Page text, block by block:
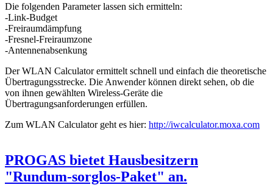
Die folgenden Parameter lassen sich ermitteln:
-Link-Budget
-Freiraumdämpfung
-Fresnel-Freiraumzone
-Antennenabsenkung
Der WLAN Calculator ermittelt schnell und einfach die theoretische
Übertragungsstrecke. Die Anwender können direkt sehen, ob die
von ihnen gewählten Wireless-Geräte die
Übertragungsanforderungen erfüllen.
Zum WLAN Calculator geht es hier: http://iwcalculator.moxa.com
PROGAS bietet Hausbesitzern
"Rundum-sorglos-Paket" an.